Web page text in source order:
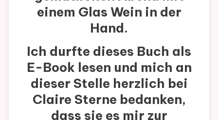
einem Glas Wein in der
Hand.
Ich durfte dieses Buch als
E-Book lesen und mich an
dieser Stelle herzlich bei
Claire Sterne bedanken,
dass sie es mir zur